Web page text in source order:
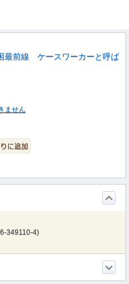
最前線 ケースワーカーと呼ば
ません
349110-4)